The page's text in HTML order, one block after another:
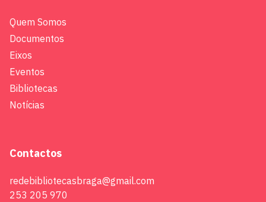
Quem Somos
Documentos
Eixos
Eventos
Bibliotecas
Notícias
Contactos
redebibliotecasbraga@gmail.com
253 205 970